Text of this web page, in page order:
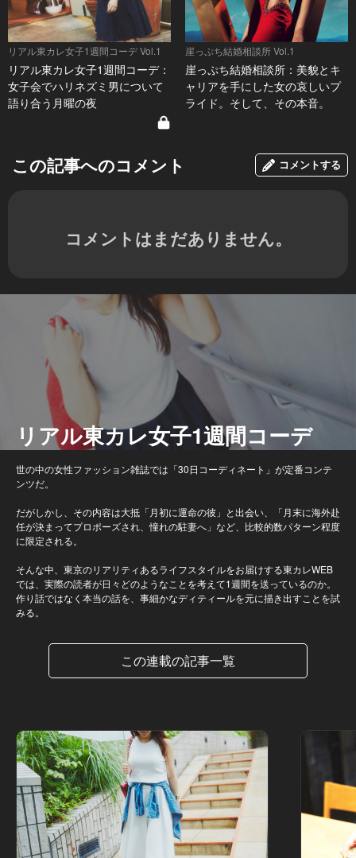
リアル東カレ女子1週間コーデ Vol.1
リアル東カレ女子1週間コーデ：
女子会でハリネズミ男について
語り合う月曜の夜
崖っぷち結婚相談所 Vol.1
崖っぷち結婚相談所：美貌とキ
ャリアを手にした女の哀しいプ
ライド。そして、その本音。
この記事へのコメント コメントする
コメントはまだありません。
リアル東カレ女子1週間コーデ
世の中の女性ファッション雑誌では「30日コーディネート」が定番コンテ
ンツだ。
だがしかし、その内容は大抵「月初に運命の彼」と出会い、「月末に海外赴
任が決まってプロポーズされ、憧れの駐妻へ」など、比較的数パターン程度
に限定される。
そんな中、東京のリアリティあるライフスタイルをお届けする東カレWEB
では、実際の読者が日々どのようなことを考えて1週間を送っているのか。
作り話ではなく本当の話を、事細かなディティールを元に描き出すことを試
みる。
この連載の記事一覧